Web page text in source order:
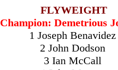
FLYWEIGHT
Champion: Demetrious
1 Joseph
2 John Dodson
3 Ian McCall